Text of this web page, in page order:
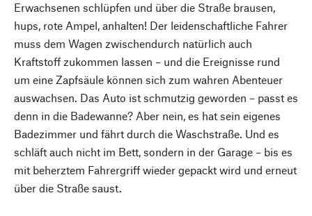
Erwachsenen schlüpfen und über die Straße brausen,
hups, rote Ampel, anhalten! Der leidenschaftliche Fahrer
muss dem Wagen zwischendurch natürlich auch
Kraftstoff zukommen lassen – und die Ereignisse rund
um eine Zapfsäule können sich zum wahren Abenteuer
auswachsen. Das Auto ist schmutzig geworden – passt es
denn in die Badewanne? Aber nein, es hat sein eigenes
Badezimmer und fährt durch die Waschstraße. Und es
schläft auch nicht im Bett, sondern in der Garage – bis es
mit beherztem Fahrergriff wieder gepackt wird und erneut
über die Straße saust.